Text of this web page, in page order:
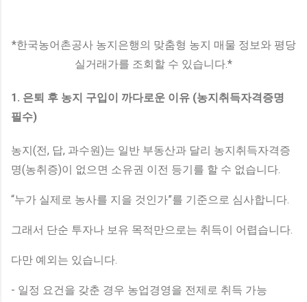
*한국농어촌공사 농지은행의 맞춤형 농지 매물 정보와 평당
실거래가를 조회할 수 있습니다.*
1. 은퇴 후 농지 구입이 까다로운 이유 (농지취득자격증명
필수)
농지(전, 답, 과수원)는 일반 부동산과 달리 농지취득자격증
명(농취증)이 없으면 소유권 이전 등기를 할 수 없습니다.
“누가 실제로 농사를 지을 것인가”를 기준으로 심사합니다.
그래서 단순 투자나 보유 목적만으로는 취득이 어렵습니다.
다만 예외는 있습니다.
- 일정 요건을 갖춘 경우 농업경영을 전제로 취득 가능